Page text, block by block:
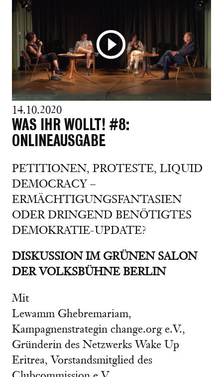
14.10.2020
WAS IHR WOLLT! #8:
ONLINEAUSGABE
PETITIONEN, PROTESTE, LIQUID
DEMOCRACY –
ERMÄCHTIGUNGSFANTASIEN
ODER DRINGEND BENÖTIGTES
DEMOKRATIE-UPDATE?
DISKUSSION IM GRÜNEN SALON
DER VOLKSBÜHNE BERLIN
Mit
Lewamm Ghebremariam,
Kampagnenstrategin change.org e.V.,
Gründerin des Netzwerks Wake Up
Eritrea, Vorstandsmitglied des